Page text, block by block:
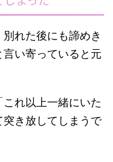
れた後にも諦めき
い寄っていると元
れ以上一緒にいた
き放してしまうで